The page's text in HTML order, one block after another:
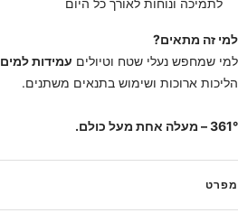
למי זה מתאים?
למי שמחפש נעלי שטח וטיולים עמידות למים
הליכות ארוכות ושימוש בתנאים משתנים.
361° – מעלה אחת מעל כולם.
מפרט